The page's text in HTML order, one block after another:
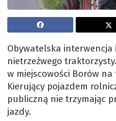
Obywatelska interwencja
nietrzeźwego
w miejscowości Borów
Kierujący pojazdem
publiczną nie trzymając
jazdy.